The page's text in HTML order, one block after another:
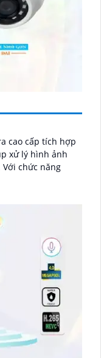
cao cấp tích hợp
xử lý hình ảnh